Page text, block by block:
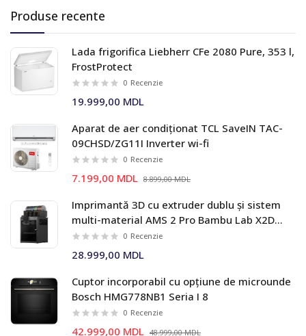
Produse recente
Lada frigorifica Liebherr CFe 2080 Pure, 353 l,
FrostProtect
0 Recenzie
19.999,00 MDL
Aparat de aer condiționat TCL SaveIN TAC-
09CHSD/ZG11I Inverter wi-fi
0 Recenzie
7.199,00 MDL 8.899,00 MDL
Imprimantă 3D cu extruder dublu și sistem
multi-material AMS 2 Pro Bambu Lab X2D
Combo
0 Recenzie
28.999,00 MDL
Cuptor incorporabil cu opțiune de microunde
Bosch HMG778NB1 Seria I 8
0 Recenzie
42.999,00 MDL 48.999,00 MDL